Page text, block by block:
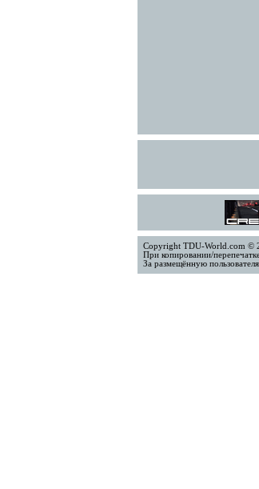
Copyright TDU-World.com ©
При копировании/
За размещённую